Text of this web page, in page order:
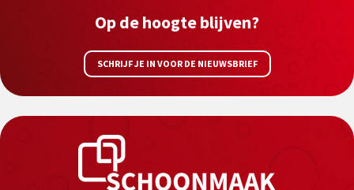
Op de hoogte blijven?
SCHRIJF JE IN VOOR DE NIEUWSBRIEF